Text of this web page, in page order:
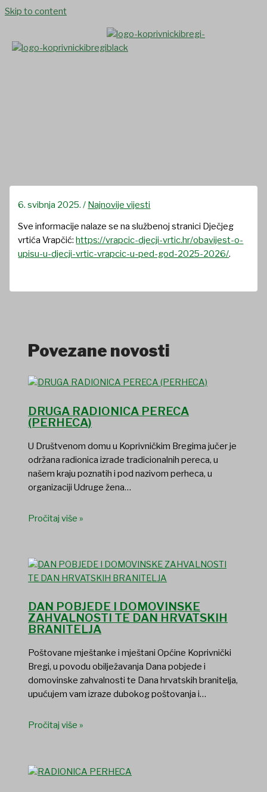
Skip to content
6. svibnja 2025./ Najnovije vijesti
Sve informacije nalaze se na službenoj stranici Dječjeg
vrtića Vrapčić: https://vrapcic-djecji-vrtic.hr/obavijest-o-
upisu-u-djecji-vrtic-vrapcic-u-ped-god-2025-2026/.
Povezane novosti
DRUGA RADIONICA PERECA
(PERHECA)
U Društvenom domu u Koprivničkim Bregima jučer je
održana radionica izrade tradicionalnih pereca, u
našem kraju poznatih i pod nazivom perheca, u
organizaciji Udruge žena…
Pročitaj više »
DAN POBJEDE I DOMOVINSKE
ZAHVALNOSTI TE DAN HRVATSKIH
BRANITELJA
Poštovane mještanke i mještani Općine Koprivnički
Bregi, u povodu obilježavanja Dana pobjede i
domovinske zahvalnosti te Dana hrvatskih branitelja,
upućujem vam izraze dubokog poštovanja i…
Pročitaj više »